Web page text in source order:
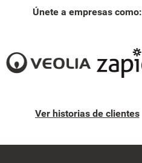
Únete a empresas como:
Ver historias de clientes